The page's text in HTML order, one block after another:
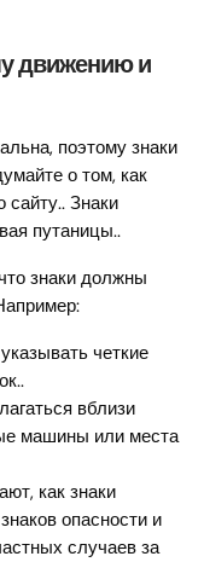
движению и
поэтому знаки
о том, как
Знаки
путаницы..
знаки должны
четкие
вблизи
машины или места
как знаки
опасности и
случаев за